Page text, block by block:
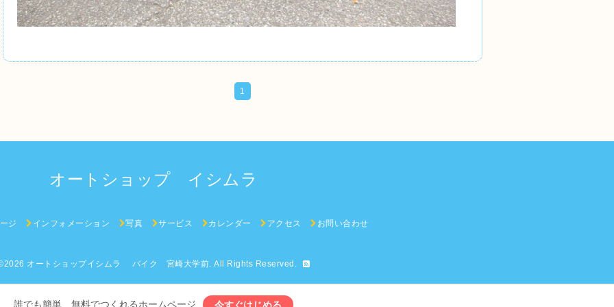
1
オートショップ イシムラ
ジ インフォメーション 写真 サービス カレンダー アクセス お問い合わせ
オートショップイシムラ バイク 宮崎大学前. All Rights Reserved.
誰でも簡単、無料でつくれるホームページ 今すぐはじめる